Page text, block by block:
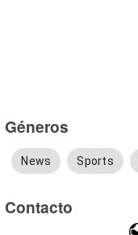
Géneros
News Sports
Contacto